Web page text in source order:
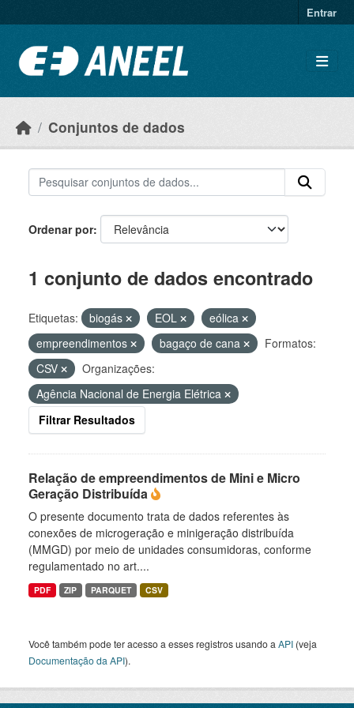
Entrar
Conjuntos de dados
Ordenar por
1 conjunto de dados encontrado
Etiquetas: biogás EOL
eólica
empreendimentos
bagaço de cana
Formatos:
CSV
Organizações:
Agência Nacional de Energia Elétrica
Filtrar Resultados
Relação de empreendimentos de Mini e Micro
Geração Distribuída
O presente documento trata de dados referentes às
conexões de microgeração e minigeração distribuída
(MMGD) por meio de unidades consumidoras, conforme
regulamentado no art....
PDF ZIP PARQUET CSV
Você também pode ter acesso a esses registros usando a API (veja
Documentação da API).